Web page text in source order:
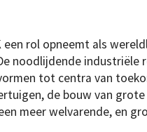
rol opneemt als
noodlijdende industriële
tot centra van
de bouw van
meer welvarende, en